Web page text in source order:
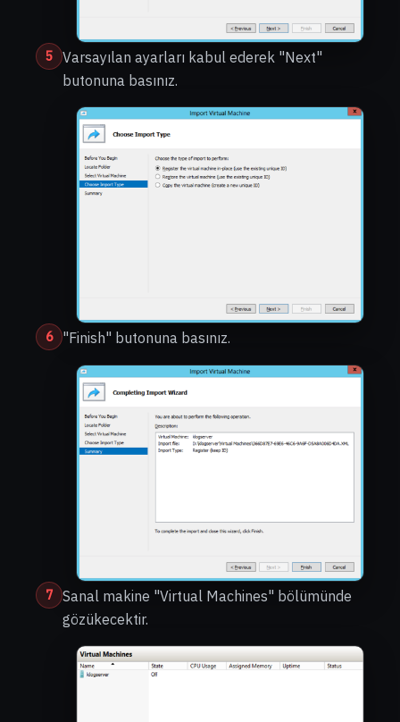
5
Varsayılan ayarları kabul ederek "Next"
butonuna basınız.
6 "Finish" butonuna basınız.
7
Sanal makine "Virtual Machines" bölümünde
gözükecektir.